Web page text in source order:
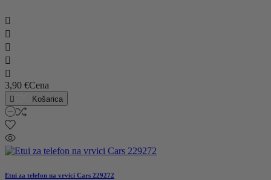





3,90 €Cena
 Košarica
Etui za telefon na vrvici Cars 229272